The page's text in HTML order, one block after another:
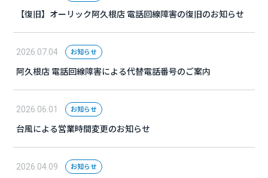
【復旧】オーリック阿久根店 電話回線障害の復旧のお知らせ
2026.07.04 お知らせ
阿久根店 電話回線障害による代替電話番号のご案内
2026.06.01 お知らせ
台風による営業時間変更のお知らせ
2026.04.09 お知らせ